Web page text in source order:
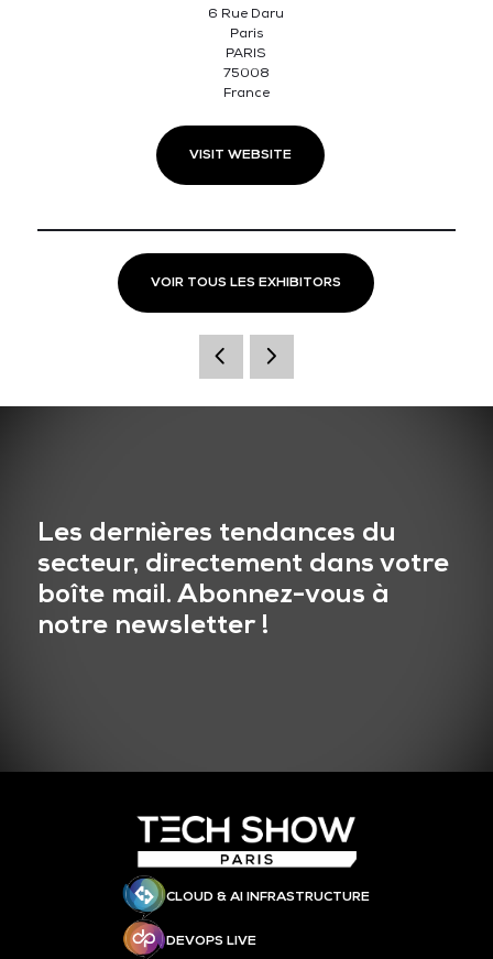
6 Rue Daru
Paris
PARIS
75008
France
VISIT WEBSITE
VOIR TOUS LES EXHIBITORS
Les dernières tendances du
secteur, directement dans votre
boîte mail. Abonnez-vous à
notre newsletter !
CLOUD & AI INFRASTRUCTURE
DEVOPS LIVE